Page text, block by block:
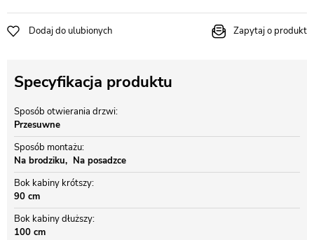
Dodaj do ulubionych Zapytaj o produkt
Specyfikacja produktu
Sposób otwierania drzwi
Przesuwne
Sposób montażu
Na brodziku
Na posadzce
Bok kabiny krótszy
90 cm
Bok kabiny dłuższy
100 cm